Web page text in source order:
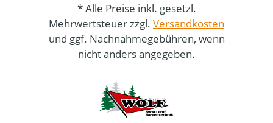
* Alle Preise inkl. gesetzl.
Mehrwertsteuer zzgl. Versandkosten
und ggf. Nachnahmegebühren, wenn
nicht anders angegeben.